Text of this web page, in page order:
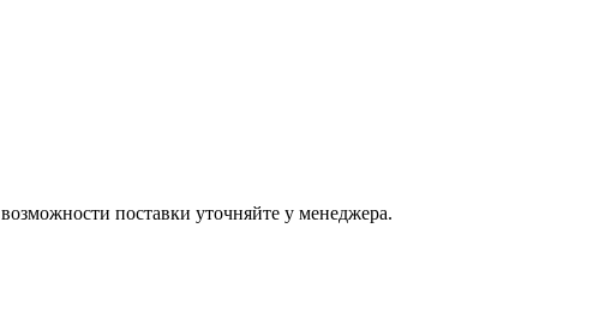
поставки уточняйте у менеджера.